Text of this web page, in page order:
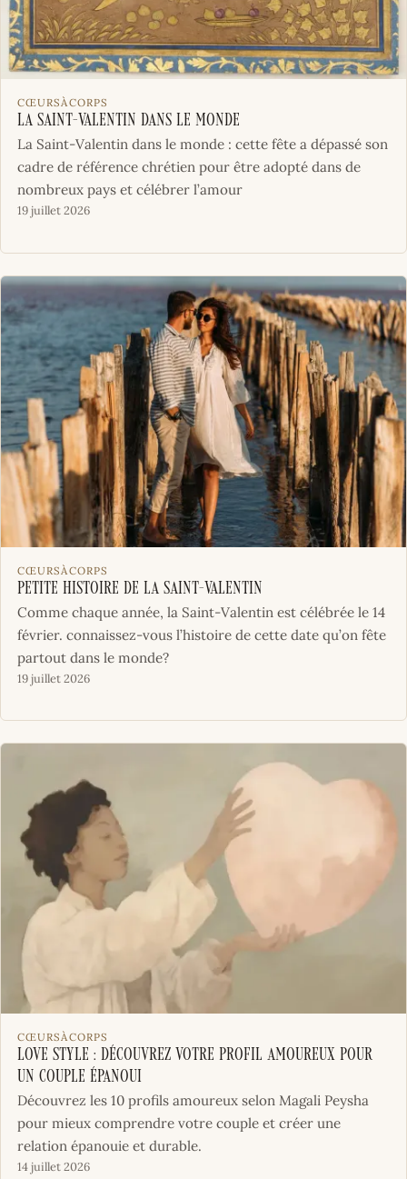
CŒURSÀCORPS
La Saint-Valentin dans le monde
La Saint-Valentin dans le monde : cette fête a dépassé son
cadre de référence chrétien pour être adopté dans de
nombreux pays et célébrer l’amour
19 juillet 2026
CŒURSÀCORPS
Petite histoire de la Saint-Valentin
Comme chaque année, la Saint-Valentin est célébrée le 14
février. connaissez-vous l’histoire de cette date qu’on fête
partout dans le monde?
19 juillet 2026
CŒURSÀCORPS
Love Style : découvrez votre profil amoureux pour
un couple épanoui
Découvrez les 10 profils amoureux selon Magali Peysha
pour mieux comprendre votre couple et créer une
relation épanouie et durable.
14 juillet 2026